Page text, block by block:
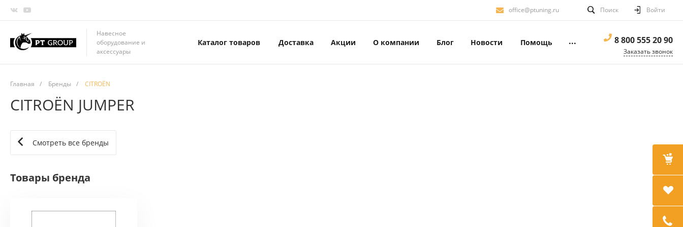
office@ptuning.ru Поиск Войти
Навесное
оборудование и
аксессуары
Каталог товаров Доставка Акции О компании Блог Новости Помощь ... 8 800 555 20 90
Заказать звонок
Главная / Бренды / CITROËN
CITROËN JUMPER
Смотреть все бренды
Товары бренда